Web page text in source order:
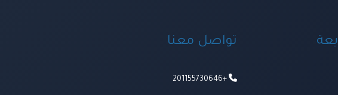
تواصل معنا
+201155730646